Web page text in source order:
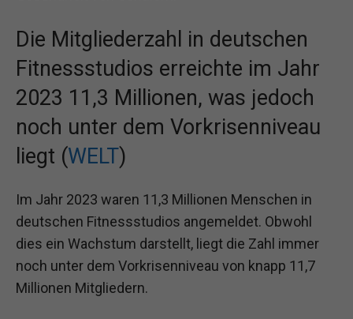
Die Mitgliederzahl in deutschen
Fitnessstudios erreichte im Jahr
2023 11,3 Millionen, was jedoch
noch unter dem Vorkrisenniveau
liegt (WELT)
Im Jahr 2023 waren 11,3 Millionen Menschen in
deutschen Fitnessstudios angemeldet. Obwohl
dies ein Wachstum darstellt, liegt die Zahl immer
noch unter dem Vorkrisenniveau von knapp 11,7
Millionen Mitgliedern.